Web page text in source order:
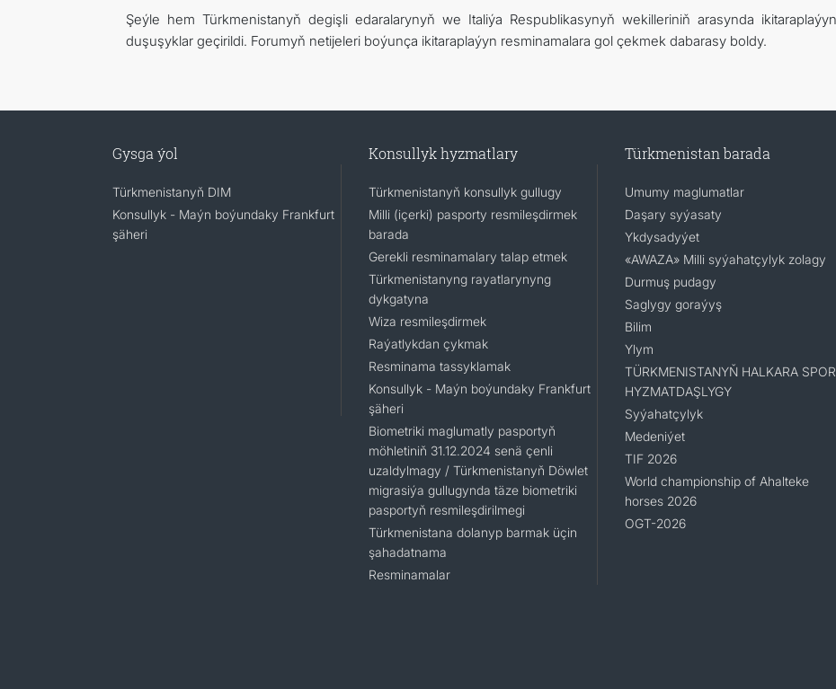
Şeýle hem Türkmenistanyň degişli edaralarynyň we Italiýa Respublikasynyň wekilleriniň arasynda ikitaraplaýyn
duşuşyklar geçirildi. Forumyň netijeleri boýunça ikitaraplaýyn resminamalara gol çekmek dabarasy boldy.
Gysga ýol
Türkmenistanyň DIM
Konsullyk - Maýn boýundaky Frankfurt
şäheri
Konsullyk hyzmatlary
Türkmenistanyň konsullyk gullugy
Milli (içerki) pasporty resmileşdirmek
barada
Gerekli resminamalary talap etmek
Türkmenistanyng rayatlarynyng
dykgatyna
Wiza resmileşdirmek
Raýatlykdan çykmak
Resminama tassyklamak
Konsullyk - Maýn boýundaky Frankfurt
şäheri
Biometriki maglumatly pasportyň
möhletiniň 31.12.2024 senä çenli
uzaldylmagy / Türkmenistanyň Döwlet
migrasiýa gullugynda täze biometriki
pasportyň resmileşdirilmegi
Türkmenistana dolanyp barmak üçin
şahadatnama
Resminamalar
Türkmenistan barada
Umumy maglumatlar
Daşary syýasaty
Ykdysadyýet
«AWAZA» Milli syýahatçylyk zolagy
Durmuş pudagy
Saglygy goraýyş
Bilim
Ylym
TÜRKMENISTANYŇ HALKARA
HYZMATDAŞLYGY
Syýahatçylyk
Medeniýet
TIF 2026
World championship of Ahalteke
horses 2026
OGT-2026